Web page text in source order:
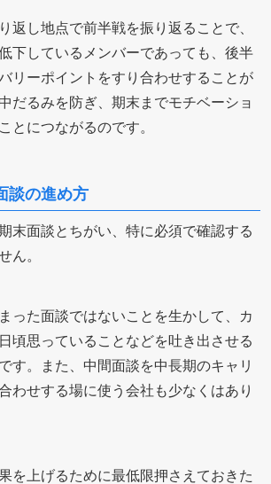
返し地点で前半戦を振り返ることで、
下しているメンバーであっても、後半
リーポイントをすり合わせすることが
だるみを防ぎ、期末までモチベーショ
とにつながるのです。
談の進め方
末面談とちがい、特に必須で確認する
ん。
った面談ではないことを生かして、カ
頃思っていることなどを吐き出させる
す。また、中間面談を中長期のキャリ
わせする場に使う会社も少なくはあり
を上げるために最低限押さえておきた